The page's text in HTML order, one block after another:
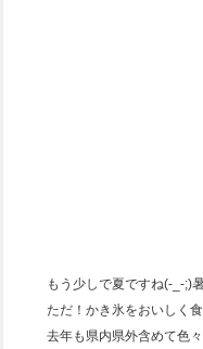
もう少しで夏ですね(-_-;)
ただ！かき氷をおいしく
去年も県内県外含めて色